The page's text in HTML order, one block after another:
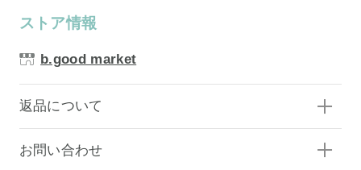
ストア情報
b.good market
返品について
お問い合わせ